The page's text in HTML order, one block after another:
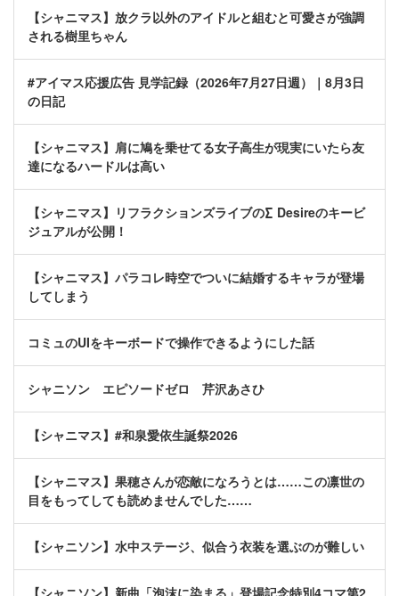
【シャニマス】放クラ以外のアイドルと組むと可愛さが強調
される樹里ちゃん
#アイマス応援広告 見学記録（2026年7月27日週）｜8月3日
の日記
【シャニマス】肩に鳩を乗せてる女子高生が現実にいたら友
達になるハードルは高い
【シャニマス】リフラクションズライブの∑ Desireのキービ
ジュアルが公開！
【シャニマス】パラコレ時空でついに結婚するキャラが登場
してしまう
コミュのUIをキーボードで操作できるようにした話
シャニソン エピソードゼロ 芹沢あさひ
【シャニマス】#和泉愛依生誕祭2026
【シャニマス】果穂さんが恋敵になろうとは……この凛世の
目をもってしても読めませんでした……
【シャニソン】水中ステージ、似合う衣装を選ぶのが難しい